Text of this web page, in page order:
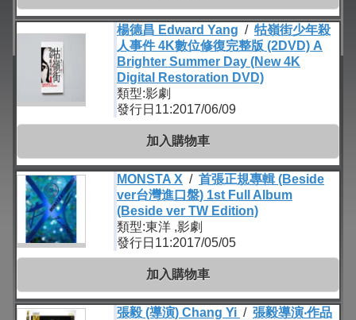
楊德昌 Edward Yang / 牯嶺街少年殺
人事件 4K數位修復完整版 (2DVD) A
Brighter Summer Day (New 4K
Digital Restoration DVD)
類型:影劇
發行日11:2017/06/09
加入購物車
MONSTA X / 首張正規專輯 (Beside
ver台灣進口盤) 1st Full Album
(Beside ver TW Edition)
類型:東洋 ,影劇
發行日11:2017/05/05
加入購物車
張毅 (導演) Chang Yi / 張毅導演‧作品